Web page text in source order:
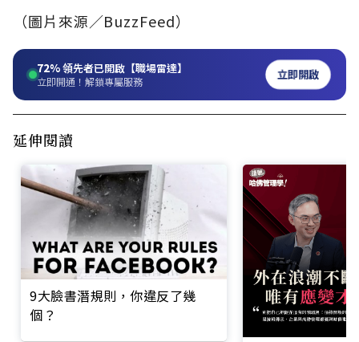
（圖片來源／BuzzFeed）
72%領先者已開啟【職場雷達】
立即開通！解鎖專屬服務 立即開啟
延伸閱讀
9大臉書潛規則，你違反了幾
個？